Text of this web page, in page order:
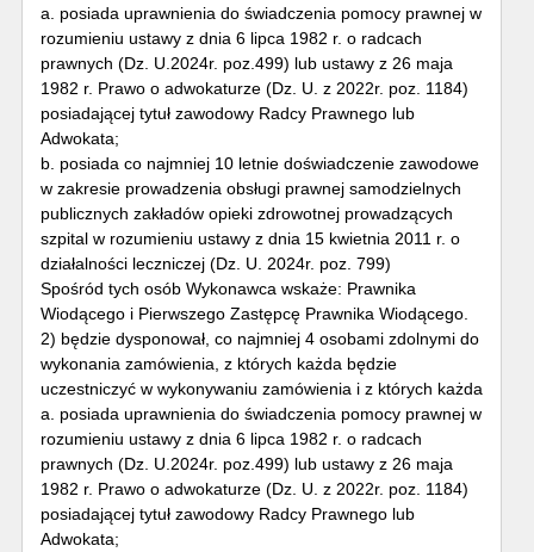
a. posiada uprawnienia do świadczenia pomocy prawnej w
rozumieniu ustawy z dnia 6 lipca 1982 r. o radcach
prawnych (Dz. U.2024r. poz.499) lub ustawy z 26 maja
1982 r. Prawo o adwokaturze (Dz. U. z 2022r. poz. 1184)
posiadającej tytuł zawodowy Radcy Prawnego lub
Adwokata;
b. posiada co najmniej 10 letnie doświadczenie zawodowe
w zakresie prowadzenia obsługi prawnej samodzielnych
publicznych zakładów opieki zdrowotnej prowadzących
szpital w rozumieniu ustawy z dnia 15 kwietnia 2011 r. o
działalności leczniczej (Dz. U. 2024r. poz. 799)
Spośród tych osób Wykonawca wskaże: Prawnika
Wiodącego i Pierwszego Zastępcę Prawnika Wiodącego.
2) będzie dysponował, co najmniej 4 osobami zdolnymi do
wykonania zamówienia, z których każda będzie
uczestniczyć w wykonywaniu zamówienia i z których każda
a. posiada uprawnienia do świadczenia pomocy prawnej w
rozumieniu ustawy z dnia 6 lipca 1982 r. o radcach
prawnych (Dz. U.2024r. poz.499) lub ustawy z 26 maja
1982 r. Prawo o adwokaturze (Dz. U. z 2022r. poz. 1184)
posiadającej tytuł zawodowy Radcy Prawnego lub
Adwokata;